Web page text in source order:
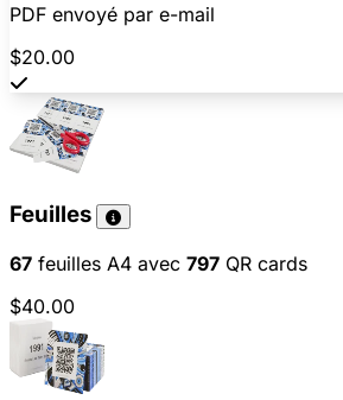
PDF envoyé par e-mail
$20.00
Feuilles
67 feuilles A4 avec 797 QR cards
$40.00